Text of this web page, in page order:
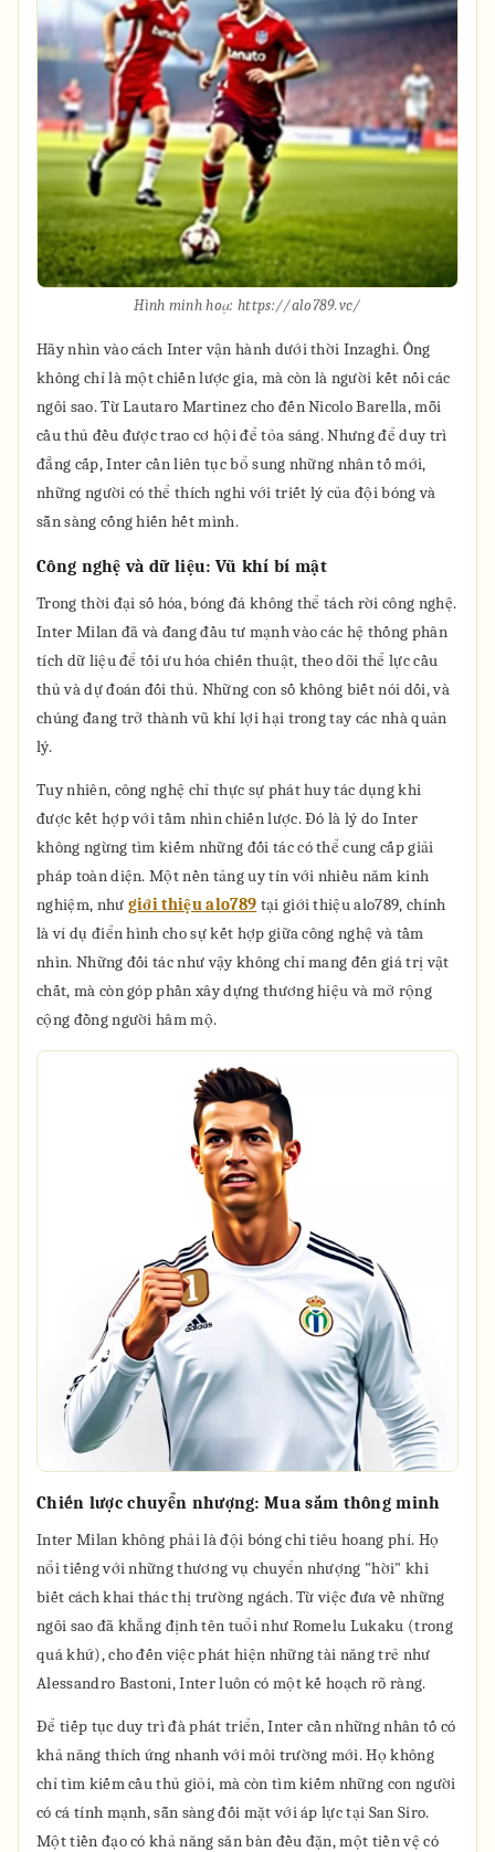
Hình minh hoạ: https://alo789.vc/
Hãy nhìn vào cách Inter vận hành dưới thời Inzaghi. Ông
không chỉ là một chiến lược gia, mà còn là người kết nối các
ngôi sao. Từ Lautaro Martinez cho đến Nicolo Barella, mỗi
cầu thủ đều được trao cơ hội để tỏa sáng. Nhưng để duy trì
đẳng cấp, Inter cần liên tục bổ sung những nhân tố mới,
những người có thể thích nghi với triết lý của đội bóng và
sẵn sàng cống hiến hết mình.
Công nghệ và dữ liệu: Vũ khí bí mật
Trong thời đại số hóa, bóng đá không thể tách rời công nghệ.
Inter Milan đã và đang đầu tư mạnh vào các hệ thống phân
tích dữ liệu để tối ưu hóa chiến thuật, theo dõi thể lực cầu
thủ và dự đoán đối thủ. Những con số không biết nói dối, và
chúng đang trở thành vũ khí lợi hại trong tay các nhà quản
lý.
Tuy nhiên, công nghệ chỉ thực sự phát huy tác dụng khi
được kết hợp với tầm nhìn chiến lược. Đó là lý do Inter
không ngừng tìm kiếm những đối tác có thể cung cấp giải
pháp toàn diện. Một nền tảng uy tín với nhiều năm kinh
nghiệm, như giới thiệu alo789 tại giới thiệu alo789, chính
là ví dụ điển hình cho sự kết hợp giữa công nghệ và tầm
nhìn. Những đối tác như vậy không chỉ mang đến giá trị vật
chất, mà còn góp phần xây dựng thương hiệu và mở rộng
cộng đồng người hâm mộ.
Chiến lược chuyển nhượng: Mua sắm thông minh
Inter Milan không phải là đội bóng chi tiêu hoang phí. Họ
nổi tiếng với những thương vụ chuyển nhượng "hời" khi
biết cách khai thác thị trường ngách. Từ việc đưa về những
ngôi sao đã khẳng định tên tuổi như Romelu Lukaku (trong
quá khứ), cho đến việc phát hiện những tài năng trẻ như
Alessandro Bastoni, Inter luôn có một kế hoạch rõ ràng.
Để tiếp tục duy trì đà phát triển, Inter cần những nhân tố có
khả năng thích ứng nhanh với môi trường mới. Họ không
chỉ tìm kiếm cầu thủ giỏi, mà còn tìm kiếm những con người
có cá tính mạnh, sẵn sàng đối mặt với áp lực tại San Siro.
Một tiền đạo có khả năng săn bàn đều đặn, một tiền vệ có